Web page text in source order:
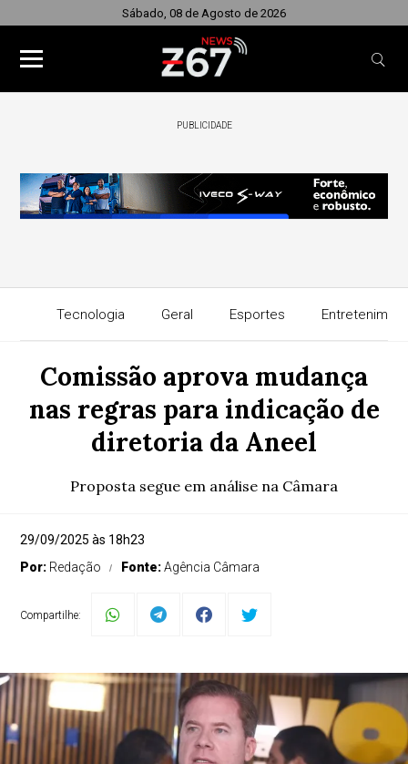
Sábado, 08 de Agosto de 2026
PUBLICIDADE
Tecnologia Geral Esportes
Comissão aprova mudança
nas regras para indicação de
diretoria da Aneel
Proposta segue em análise na Câmara
29/09/2025 às 18h23
Por: Redação Fonte:Agência Câmara
Compartilhe: